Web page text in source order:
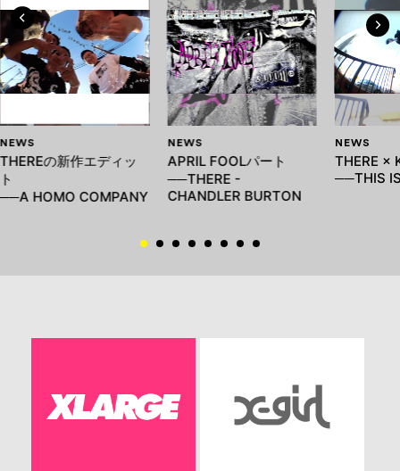
NEWS
THEREの新作エディッ
ト
──A HOMO COMPANY
NEWS
APRIL FOOLパート
──THERE -
CHANDLER BURTON
NEWS
THERE ×
──THIS